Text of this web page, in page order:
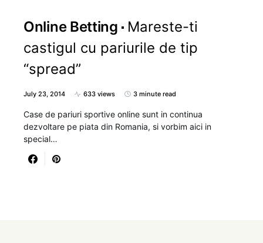
Online Betting
Mareste-ti
castigul cu pariurile de tip
“spread”
July 23, 2014 633 views 3 minute read
Case de pariuri sportive online sunt in continua
dezvoltare pe piata din Romania, si vorbim aici in
special…